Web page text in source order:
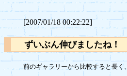
[2007/01/18 00:22:22]
ずいぶん伸びました
前のギャラリーから比較すると長